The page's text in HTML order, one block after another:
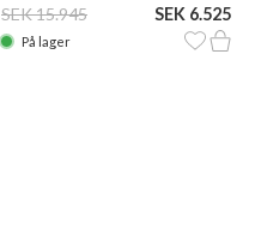
SEK 15.945 SEK 6.525
På lager